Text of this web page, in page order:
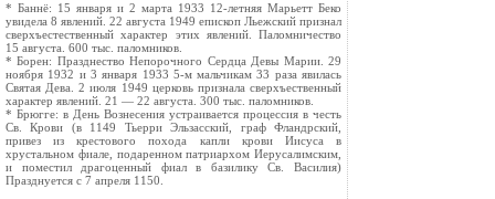
* Баннё: 15 января и 2 марта 1933 12-летняя Марьетт Беко
увидела 8 явлений. 22 августа 1949 епископ Льежский признал
сверхъестественный характер этих явлений. Паломничество
15 августа. 600 тыс. паломников.
* Борен: Празднество Непорочного Сердца Девы Марии. 29
ноября 1932 и 3 января 1933 5-м мальчикам 33 раза явилась
Святая Дева. 2 июля 1949 церковь признала сверхъественный
характер явлений. 21 — 22 августа. 300 тыс. паломников.
* Брюгге: в День Вознесения устраивается процессия в честь
Св. Крови (в 1149 Тьерри Эльзасский, граф Фландрский,
привез из крестового похода капли крови Иисуса в
хрустальном фиале, подаренном патриархом Иерусалимским,
и поместил драгоценный фиал в базилику Св. Василия)
Празднуется с 7 апреля 1150.